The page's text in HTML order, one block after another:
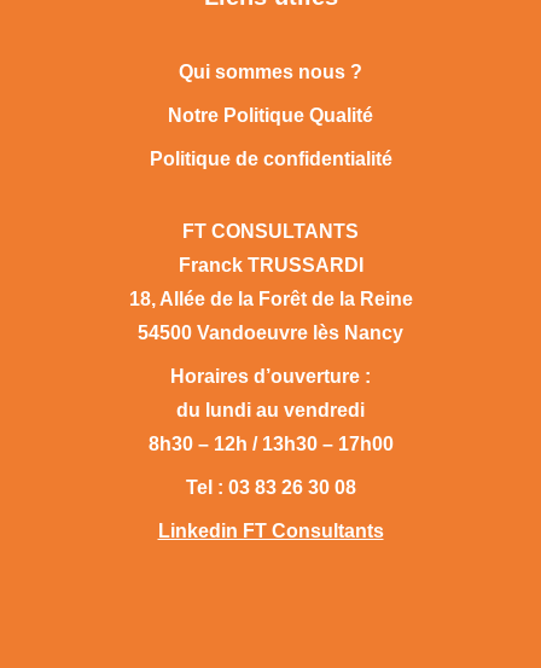
Qui sommes nous ?
Notre Politique Qualité
Politique de confidentialité
FT CONSULTANTS
Franck TRUSSARDI
18, Allée de la Forêt de la Reine
54500 Vandoeuvre lès Nancy
Horaires d’ouverture :
du lundi au vendredi
8h30 – 12h / 13h30 – 17h00
Tel : 03 83 26 30 08
Linkedin FT Consultants